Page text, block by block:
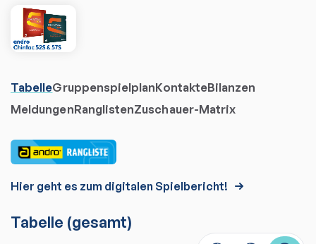
TabelleGruppenspielplanKontakteBilanzen
MeldungenRanglistenZuschauer-Matrix
Hier geht es zum digitalen Spielbericht!
Tabelle (gesamt)